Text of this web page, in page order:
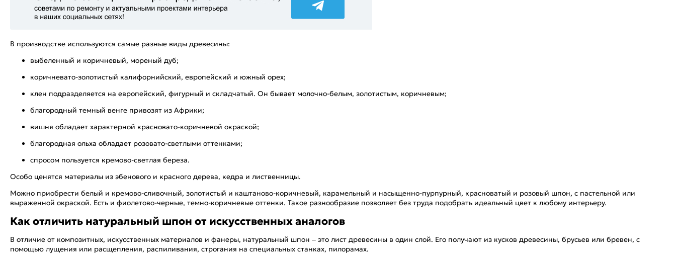
В производстве используются самые разные виды древесины:
выбеленный и коричневый, мореный дуб;
коричневато-золотистый калифорнийский, европейский и южный орех;
клен подразделяется на европейский, фигурный и складчатый. Он бывает молочно-белым, золотистым, коричневым;
благородный темный венге привозят из Африки;
вишня обладает характерной красновато-коричневой окраской;
благородная ольха обладает розовато-светлыми оттенками;
спросом пользуется кремово-светлая береза.
Особо ценятся материалы из эбенового и красного дерева, кедра и лиственницы.
Можно приобрести белый и кремово-сливочный, золотистый и каштаново-коричневый, карамельный и насыщенно-пурпурный, красноватый и розовый шпон, с пастельной или
выраженной окраской. Есть и фиолетово-черные, темно-коричневые оттенки. Такое разнообразие позволяет без труда подобрать идеальный цвет к любому интерьеру.
Как отличить натуральный шпон от искусственных аналогов
В отличие от композитных, искусственных материалов и фанеры, натуральный шпон – это лист древесины в один слой. Его получают из кусков древесины, брусьев или бревен, с
помощью лущения или расщепления, распиливания, строгания на специальных станках, пилорамах.